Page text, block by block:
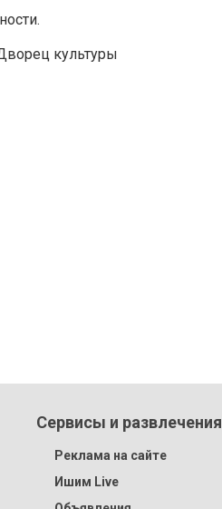
культуры
Сервисы и развлечения
Реклама на сайте
Ишим Live